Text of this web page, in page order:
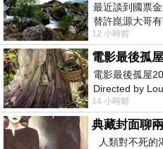
最近談到國票
替許崑源大哥
其實就是想要
12 小時前
電影最後孤屋
Directed by
Robinson
14 小時前
典藏封面聊
人類對不死的